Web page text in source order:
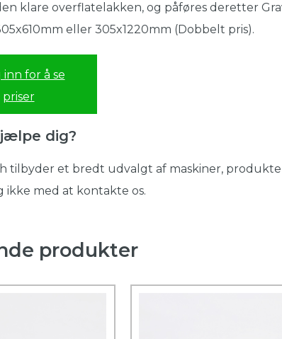
klare overflatelakken, og påføres deretter
eller 305x1220mm (Dobbelt pris).
inn for å se
priser
dig?
tilbyder et bredt udvalgt af maskiner,
ikke med at kontakte os.
produkter